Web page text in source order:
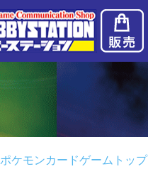
ポケモンカードゲームトップ